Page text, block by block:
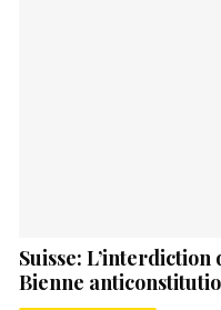
Suisse:
Bienne